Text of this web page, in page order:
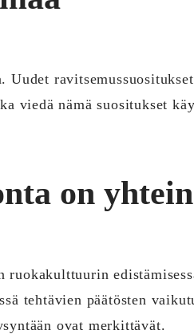
ravitsemussuositukset
viedä nämä suositukset
on
tehtävien päätösten
ovat merkittävät.